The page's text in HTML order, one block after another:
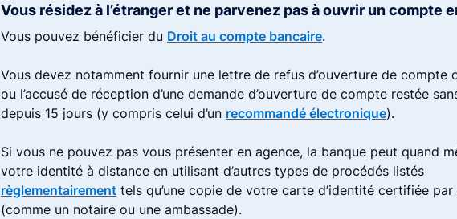
Vous résidez à l’étranger et ne parvenez pas à ouvrir un compte
Vous pouvez bénéficier du Droit au compte bancaire.
Vous devez notamment fournir une lettre de refus d’ouverture de compte
ou l’accusé de réception d’une demande d’ouverture de compte restée
depuis 15 jours (y compris celui d’un recommandé électronique).
Si vous ne pouvez pas vous présenter en agence, la banque peut quand
votre identité à distance en utilisant d’autres types de procédés listés
règlementairement tels qu’une copie de votre carte d’identité certifiée par
(comme un notaire ou une ambassade).